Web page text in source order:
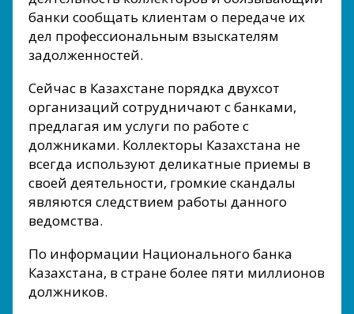
банки сообщать клиентам о передаче их
дел профессиональным взыскателям
задолженностей.
Сейчас в Казахстане порядка двухсот
организаций сотрудничают с банками,
предлагая им услуги по работе с
должниками. Коллекторы Казахстана не
всегда используют деликатные приемы в
своей деятельности, громкие скандалы
являются следствием работы данного
ведомства.
По информации Национального банка
Казахстана, в стране более пяти миллионов
должников.